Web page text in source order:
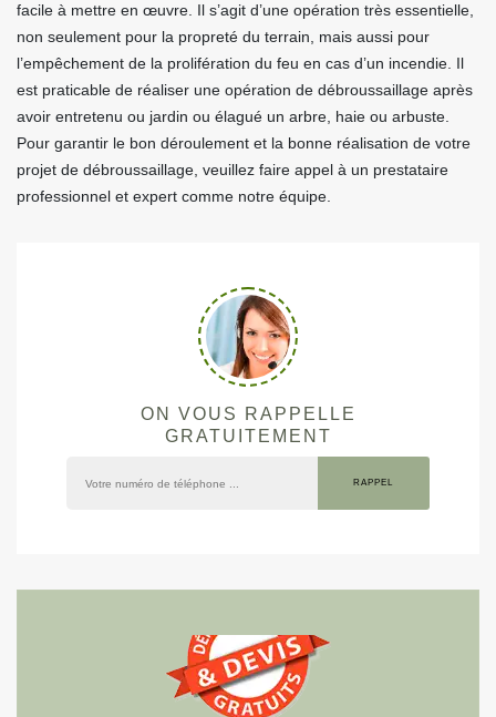
facile à mettre en œuvre. Il s’agit d’une opération très essentielle,
non seulement pour la propreté du terrain, mais aussi pour
l’empêchement de la prolifération du feu en cas d’un incendie. Il
est praticable de réaliser une opération de débroussaillage après
avoir entretenu ou jardin ou élagué un arbre, haie ou arbuste.
Pour garantir le bon déroulement et la bonne réalisation de votre
projet de débroussaillage, veuillez faire appel à un prestataire
professionnel et expert comme notre équipe.
ON VOUS RAPPELLE
GRATUITEMENT